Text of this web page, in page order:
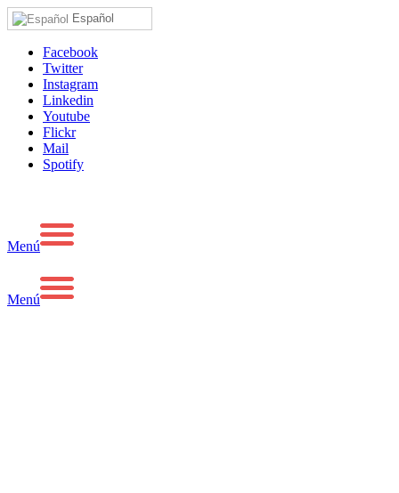
Español
Facebook
Twitter
Instagram
Linkedin
Youtube
Flickr
Mail
Spotify
Menú
Menú